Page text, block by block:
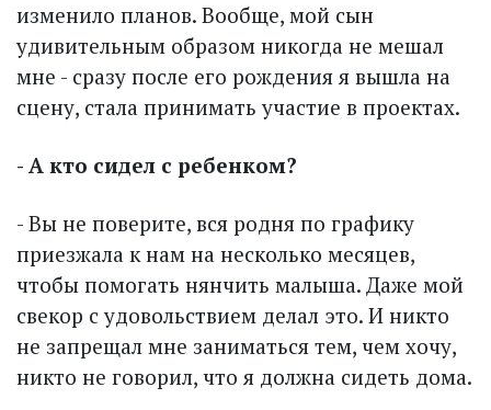
изменило планов. Вообще, мой сын
удивительным образом никогда не мешал
мне - сразу после его рож­дения я вышла на
сцену, стала принимать участие в проектах.
- А кто сидел с ребенком?
- Вы не поверите, вся родня по графику
приезжала к нам на несколько месяцев,
чтобы помогать нянчить малыша. Даже мой
свекор с удовольствием делал это. И никто
не запрещал мне заниматься тем, чем хочу,
никто не говорил, что я должна сидеть дома.